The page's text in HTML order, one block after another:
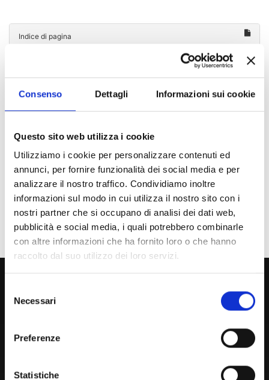
Consenso Dettagli Informazioni sui cookie
Questo sito web utilizza i cookie
Utilizziamo i cookie per personalizzare contenuti ed
annunci, per fornire funzionalità dei social media e per
analizzare il nostro traffico. Condividiamo inoltre
informazioni sul modo in cui utilizza il nostro sito con i
nostri partner che si occupano di analisi dei dati web,
pubblicità e social media, i quali potrebbero combinarle
con altre informazioni che ha fornito loro o che hanno
raccolto dal suo utilizzo dei loro servizi.
delNecessari
Preferenze
Statistiche
Indice di pagina
Futuro Studente
Laureato
Personale
Ente o Impresa
800 453 444
Lun. - Ven. dalle 09:00 alle 18:00 e Sab. dalle 9:00 alle 13:00
Portale Amministrazione Trasparente (PAT in fase di